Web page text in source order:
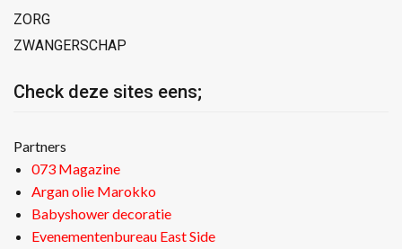
ZORG
ZWANGERSCHAP
Check deze sites eens;
Partners
073 Magazine
Argan olie Marokko
Babyshower decoratie
Evenementenbureau East Side